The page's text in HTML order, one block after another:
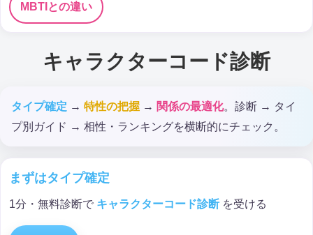
MBTIとの違い
キャラクターコード診断
タイプ確定 → 特性の把握 → 関係の最適化。診断 → タイ
プ別ガイド → 相性・ランキングを横断的にチェック。
まずはタイプ確定
1分・無料診断で キャラクターコード診断 を受ける